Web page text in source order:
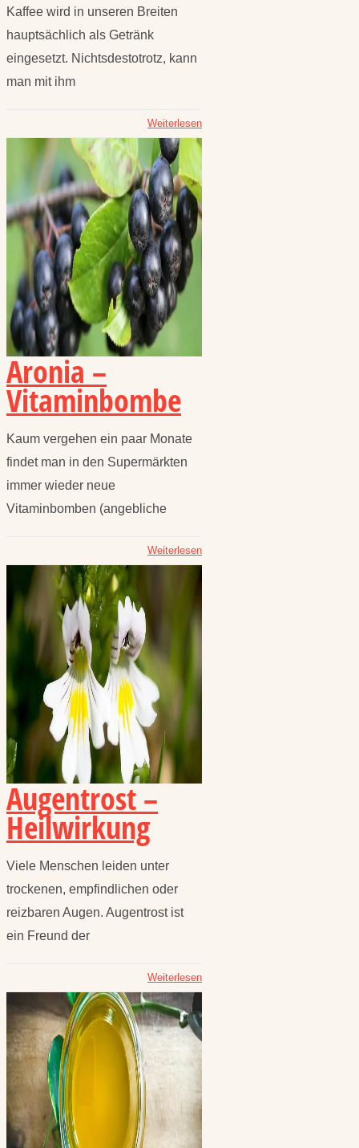
Kaffee wird in unseren Breiten
hauptsächlich als Getränk
eingesetzt. Nichtsdestotrotz, kann
man mit ihm
Weiterlesen
Aronia –
Vitaminbombe
Kaum vergehen ein paar Monate
findet man in den Supermärkten
immer wieder neue
Vitaminbomben (angebliche
Weiterlesen
Augentrost –
Heilwirkung
Viele Menschen leiden unter
trockenen, empfindlichen oder
reizbaren Augen. Augentrost ist
ein Freund der
Weiterlesen